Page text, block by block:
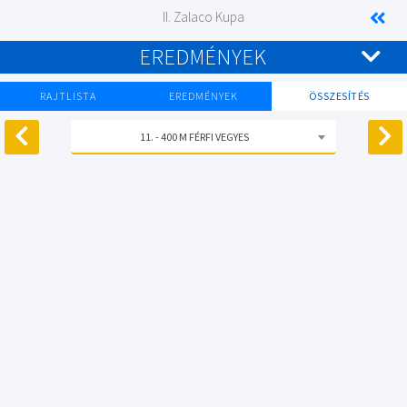
II. Zalaco Kupa
EREDMÉNYEK
RAJTLISTA EREDMÉNYEK ÖSSZESÍTÉS
11. - 400 M FÉRFI VEGYES